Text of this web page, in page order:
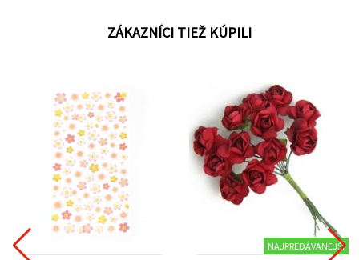
ZÁKAZNÍCI TIEŽ KÚPILI
NAJPREDÁVANEJŠÍ